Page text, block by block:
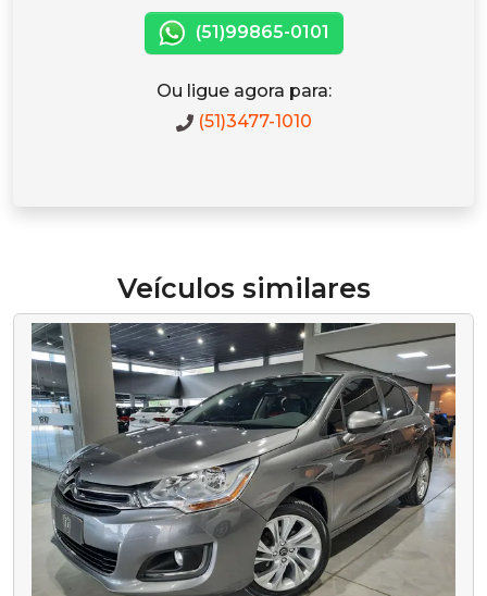
(51)99865-0101
Ou ligue agora para:
(51)3477-1010
Veículos similares